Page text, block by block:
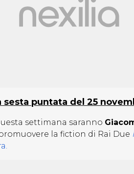
sesta puntata del 25
settimana saranno
la fiction di Rai Due